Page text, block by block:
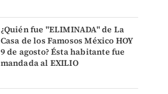
¿Quién fue "ELIMINADA" de La
Casa de los Famosos México HOY
9 de agosto? Ésta habitante fue
mandada al EXILIO